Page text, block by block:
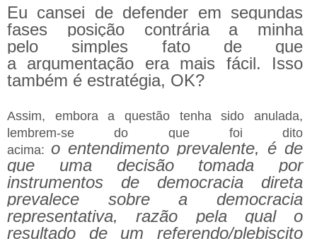
Eu cansei de defender em segundas
fases posição contrária a minha
pelo simples fato de que
a argumentação era mais fácil. Isso
também é estratégia, OK?
Assim, embora a questão tenha sido anulada,
lembrem-se do que foi dito
acima: o entendimento prevalente, é de
que uma decisão tomada por
instrumentos de democracia direta
prevalece sobre a democracia
representativa, razão pela qual o
resultado de um referendo/plebiscito